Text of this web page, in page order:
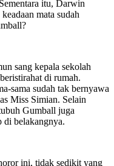
itu, Darwin
mata sudah
sang kepala sekolah
di rumah.
sama sudah tak bernyawa
Miss Simian. Selain
Gumball juga
di belakangnya.
ini, tidak sedikit yang